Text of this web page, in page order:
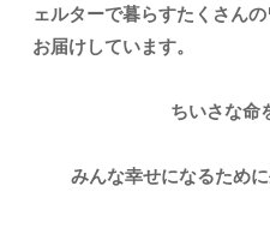
ェルターで暮らすたくさん
お届けしています。
ちいさな命
みんな幸せになるため